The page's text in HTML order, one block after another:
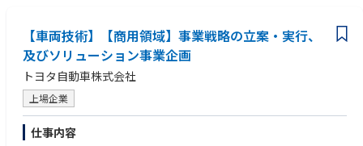
重要な要素となっており、事業環境の整備に貢献する体制の強化・構築に
向け、高度な調整力と連携力を備えた人財を確保し、事業の推進力強化を
目指します。
【魅力】
単なる調整役ではなく、経営・事業の意思決定に近い立場で、社内外のネ
ットワークを駆使した事業推進のキーパーソンとして、その影響力を発揮
できる環境です。
【車両技術】【商用領域】事業戦略の立案・実行、
及びソリューション事業企画
トヨタ自動車株式会社
上場企業
仕事内容